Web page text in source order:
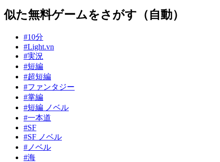
似た無料ゲームをさがす（自動）
#10分
#Light.vn
#実況
#短編
#超短編
#ファンタジー
#掌編
#短編 ノベル
#一本道
#SF
#SF ノベル
#ノベル
#海